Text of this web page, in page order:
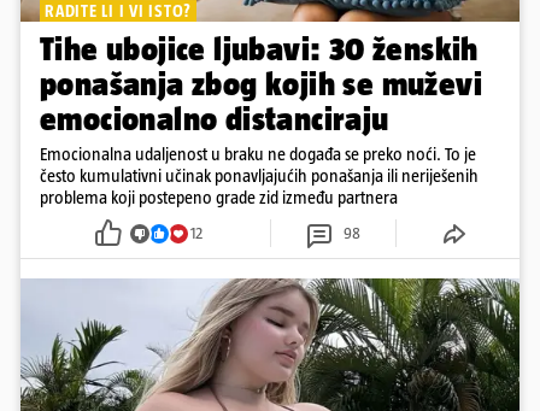
RADITE LI I VI ISTO?
Tihe ubojice ljubavi: 30 ženskih
ponašanja zbog kojih se muževi
emocionalno distanciraju
Emocionalna udaljenost u braku ne događa se preko noći. To je
često kumulativni učinak ponavljajućih ponašanja ili neriješenih
problema koji postepeno grade zid između partnera
12 98